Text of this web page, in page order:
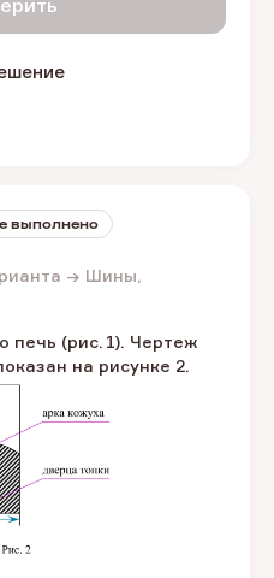
выполнено
→ Шины,
печь (рис. 1). Чертеж
на рисунке 2.